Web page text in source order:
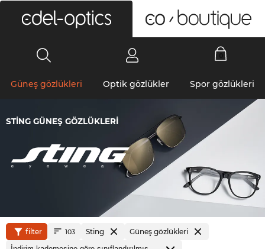
Güneş gözlükleri Optik gözlükler Spor gözlükleri
STING GÜNEŞ GÖZLÜKLERI
filter 103 Sting Güneş gözlükleri